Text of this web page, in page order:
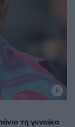
τη γυναίκα